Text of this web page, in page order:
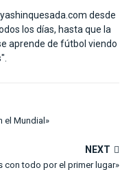
desde
los días, hasta que la
aprende de fútbol viendo
el Mundial»
NEXT
con todo por el primer lugar»